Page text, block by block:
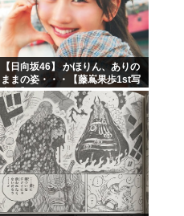
【日向坂46】 かほりん、ありの
ままの姿・・・【藤嶌果歩1st写
真集】